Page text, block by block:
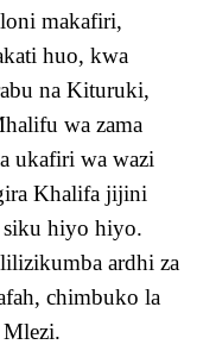
makafiri,
huo, kwa
na Kituruki,
wa zama
ukafiri wa wazi
Khalifa jijini
hiyo hiyo.
ardhi za
chimbuko la